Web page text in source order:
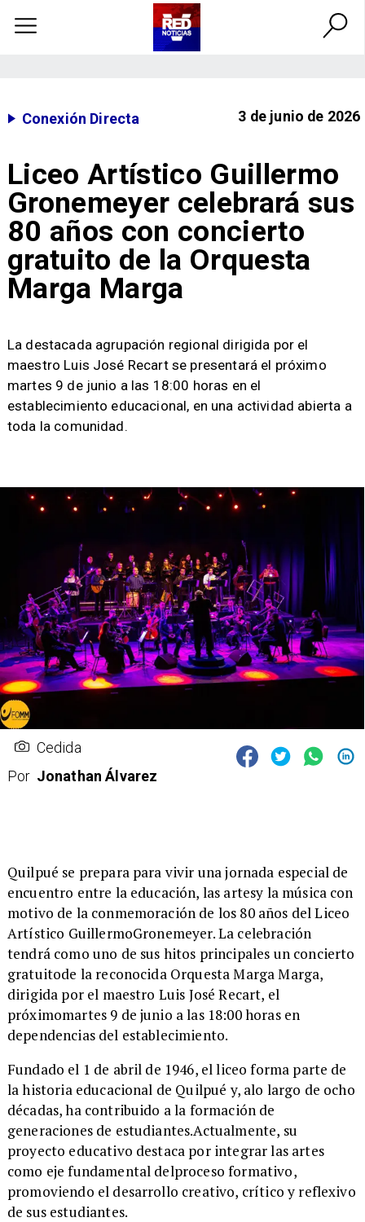
Conexión Directa 3 de junio de 2026
Liceo Artístico Guillermo
Gronemeyer celebrará sus
80 años con concierto
gratuito de la Orquesta
Marga Marga
​La destacada agrupación regional dirigida por el
maestro Luis José Recart se presentará el próximo
martes 9 de junio a las 18:00 horas en el
establecimiento educacional, en una actividad abierta a
toda la comunidad.
Cedida
Por Jonathan Álvarez
​Quilpué se prepara para vivir una jornada especial de
encuentro entre la educación, las artesy la música con
motivo de la conmemoración de los 80 años del Liceo
Artístico GuillermoGronemeyer. La celebración
tendrá como uno de sus hitos principales un concierto
gratuitode la reconocida Orquesta Marga Marga,
dirigida por el maestro Luis José Recart, el
próximomartes 9 de junio a las 18:00 horas en
dependencias del establecimiento.
​Fundado el 1 de abril de 1946, el liceo forma parte de
la historia educacional de Quilpué y, alo largo de ocho
décadas, ha contribuido a la formación de
generaciones de estudiantes.Actualmente, su
proyecto educativo destaca por integrar las artes
como eje fundamental delproceso formativo,
promoviendo el desarrollo creativo, crítico y reflexivo
de sus estudiantes.